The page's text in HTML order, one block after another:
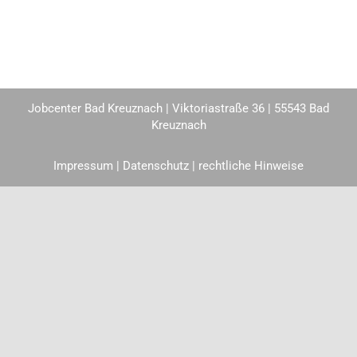
Jobcenter Bad Kreuznach | Viktoriastraße 36 | 55543 Bad
Kreuznach
Impressum | Datenschutz | rechtliche Hinweise